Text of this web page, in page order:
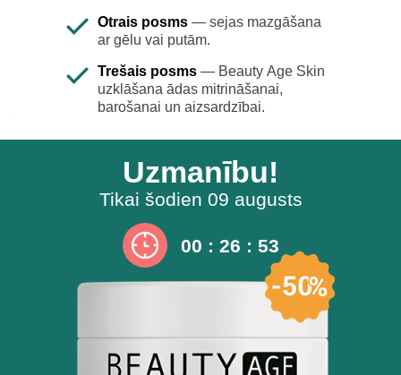
Otrais posms — sejas mazgāšana
ar gēlu vai putām.
Trešais posms — Beauty Age Skin
uzklāšana ādas mitrināšanai,
barošanai un aizsardzībai.
Uzmanību!
Tikai šodien 09 augusts
00 : 26 : 52